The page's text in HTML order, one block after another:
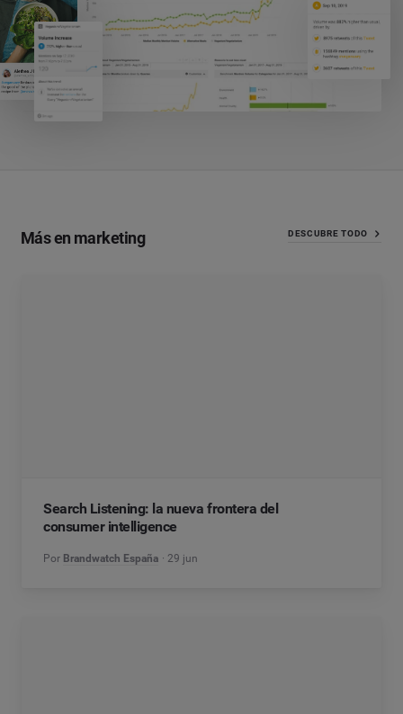
Más en marketing DESCUBRE TODO
Search Listening: la nueva frontera del
consumer intelligence
Por Brandwatch España 29 jun